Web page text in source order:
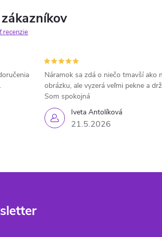
recenzie
Iveta Antolíková
21.5.2026
Náramok sa zdá o niečo tmavší ako
obrázku, ale vyzerá veľmi pekne a
Som spokojná